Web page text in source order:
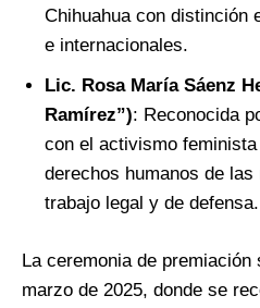
Chihuahua con distinción
e internacionales.
Lic. Rosa María Sáenz
Ramírez”): Reconocida
con el activismo
derechos humanos de
trabajo legal y de defensa.
La ceremonia de
marzo de 2025, donde se